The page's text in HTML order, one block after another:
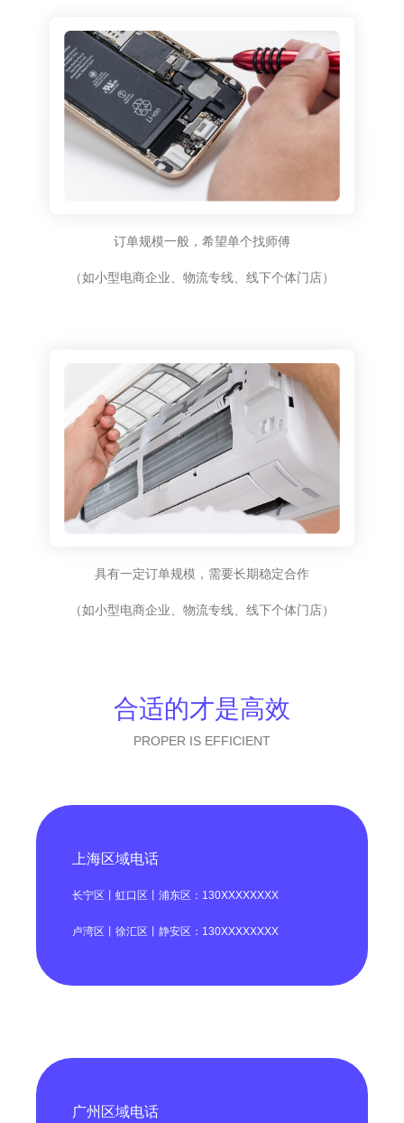
订单规模一般，希望单个找师傅
（如小型电商企业、物流专线、线下个体门店）
具有一定订单规模，需要长期稳定合作
（如小型电商企业、物流专线、线下个体门店）
合适的才是高效
PROPER IS EFFICIENT
上海区域电话
长宁区丨虹口区丨浦东区：130XXXXXXXX
卢湾区丨徐汇区丨静安区：130XXXXXXXX
广州区域电话